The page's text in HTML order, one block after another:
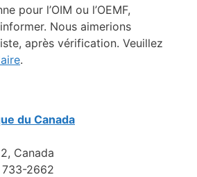
pour l’OIM ou l’OEMF,
Nous aimerions
après vérification. Veuillez
.
du Canada
Canada
733-2662